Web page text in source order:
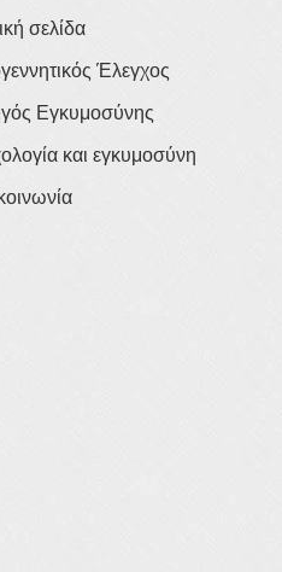
σελίδα
Έλεγχος
Εγκυμοσύνης
και εγκυμοσύνη